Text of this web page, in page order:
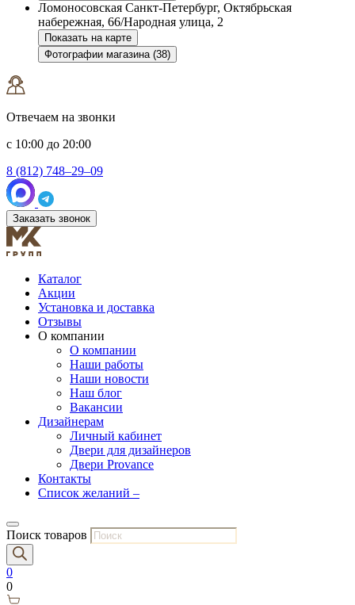
Ломоносовская Санкт-Петербург, Октябрьская
набережная, 66/Народная улица, 2
Показать на карте
Фотографии магазина (38)
Отвечаем на звонки
с 10:00 до 20:00
8 (812) 748–29–09
Заказать звонок
Каталог
Акции
Установка и доставка
Отзывы
О компании
О компании
Наши работы
Наши новости
Наш блог
Вакансии
Дизайнерам
Личный кабинет
Двери для дизайнеров
Двери Provance
Контакты
Список желаний –
Поиск товаров
0
0